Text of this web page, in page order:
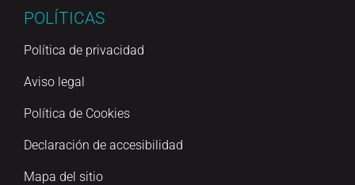
POLÍTICAS
Política de privacidad
Aviso legal
Política de Cookies
Declaración de accesibilidad
Mapa del sitio